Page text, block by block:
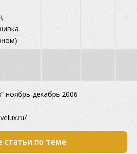
ноябрь-декабрь 2006
статьи по теме